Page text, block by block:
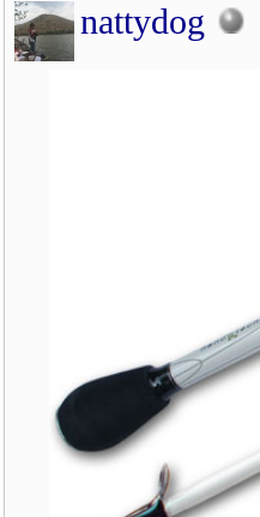
nattydog